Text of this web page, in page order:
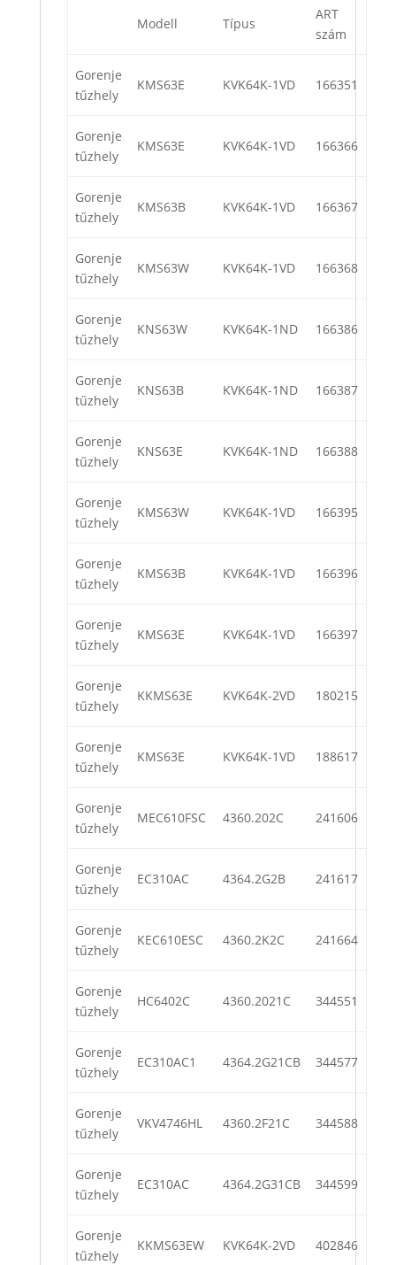
Modell Típus
ART
szám
Gorenje
tűzhely
KMS63E KVK64K-1VD 166351
Gorenje
tűzhely
KMS63E KVK64K-1VD 166366
Gorenje
tűzhely
KMS63B KVK64K-1VD 166367
Gorenje
tűzhely
KMS63W KVK64K-1VD 166368
Gorenje
tűzhely
KNS63W KVK64K-1ND 166386
Gorenje
tűzhely
KNS63B KVK64K-1ND 166387
Gorenje
tűzhely
KNS63E KVK64K-1ND 166388
Gorenje
tűzhely
KMS63W KVK64K-1VD 166395
Gorenje
tűzhely
KMS63B KVK64K-1VD 166396
Gorenje
tűzhely
KMS63E KVK64K-1VD 166397
Gorenje
tűzhely
KKMS63E KVK64K-2VD 180215
Gorenje
tűzhely
KMS63E KVK64K-1VD 188617
Gorenje
tűzhely
MEC610FSC 4360.202C 241606
Gorenje
tűzhely
EC310AC 4364.2G2B 241617
Gorenje
tűzhely
KEC610ESC 4360.2K2C 241664
Gorenje
tűzhely
HC6402C 4360.2021C 344551
Gorenje
tűzhely
EC310AC1 4364.2G21CB 344577
Gorenje
tűzhely
VKV4746HL 4360.2F21C 344588
Gorenje
tűzhely
EC310AC 4364.2G31CB 344599
Gorenje
tűzhely
KKMS63EW KVK64K-2VD 402846